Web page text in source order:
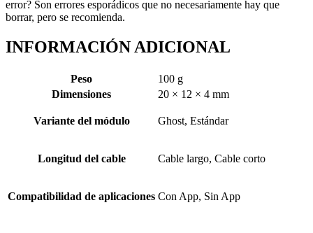
error? Son errores esporádicos que no necesariamente hay que
borrar, pero se recomienda.
INFORMACIÓN ADICIONAL
Peso
100 g
Dimensiones
20 × 12 × 4 mm
Variante del módulo Ghost, Estándar
Longitud del cable Cable largo, Cable corto
Compatibilidad de aplicaciones Con App, Sin App